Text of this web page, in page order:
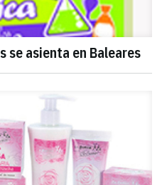
se asienta en Baleares